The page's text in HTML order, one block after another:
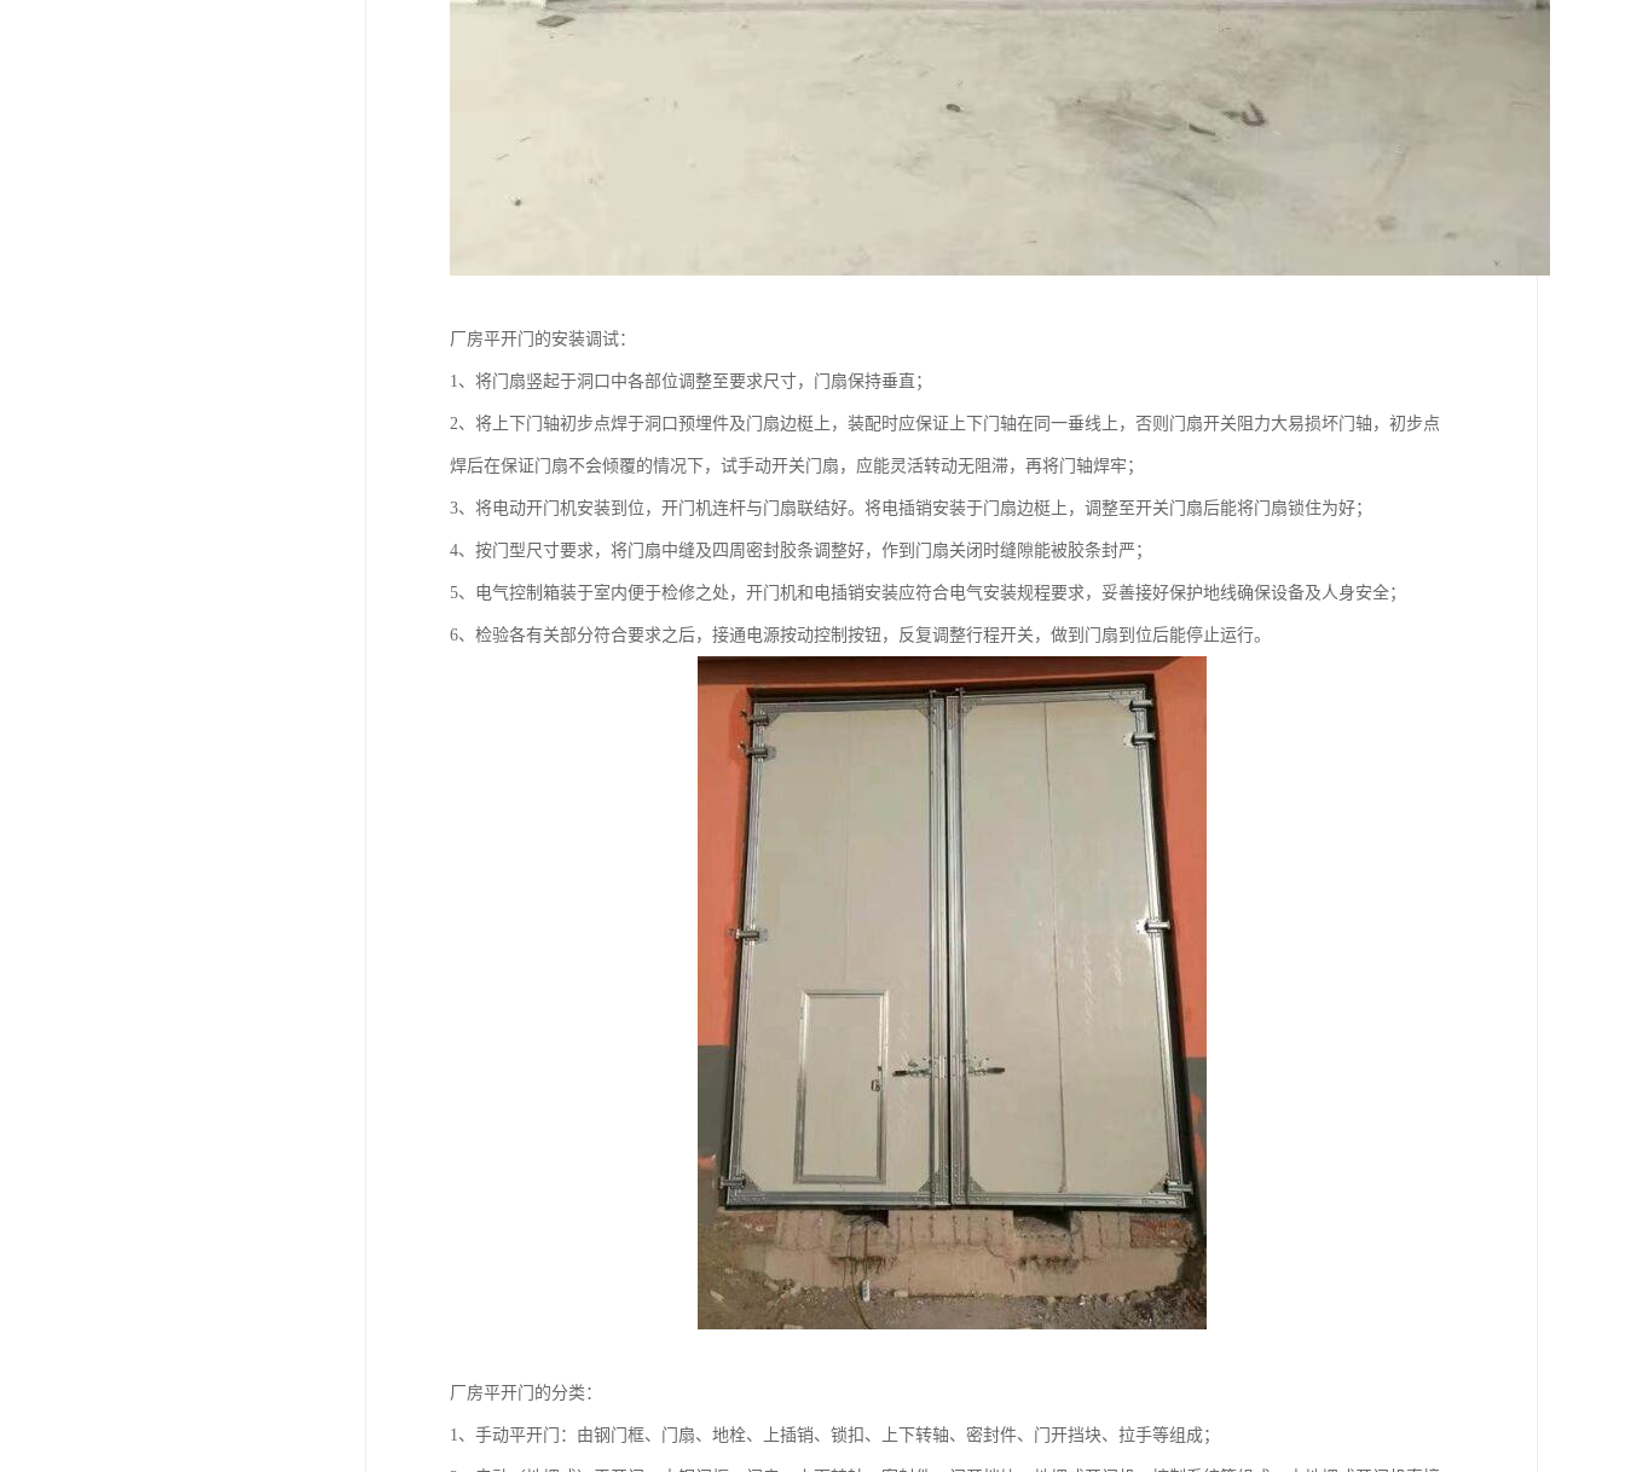
厂房平开门的安装调试：
1、将门扇竖起于洞口中各部位调整至要求尺寸，门扇保持垂直；
2、将上下门轴初步点焊于洞口预埋件及门扇边梃上，装配时应保证上下门轴在同一垂线上，否则门扇开关阻力大易损坏门轴，初步点
焊后在保证门扇不会倾覆的情况下，试手动开关门扇，应能灵活转动无阻滞，再将门轴焊牢；
3、将电动开门机安装到位，开门机连杆与门扇联结好。将电插销安装于门扇边梃上，调整至开关门扇后能将门扇锁住为好；
4、按门型尺寸要求，将门扇中缝及四周密封胶条调整好，作到门扇关闭时缝隙能被胶条封严；
5、电气控制箱装于室内便于检修之处，开门机和电插销安装应符合电气安装规程要求，妥善接好保护地线确保设备及人身安全；
6、检验各有关部分符合要求之后，接通电源按动控制按钮，反复调整行程开关，做到门扇到位后能停止运行。
厂房平开门的分类：
1、手动平开门：由钢门框、门扇、地栓、上插销、锁扣、上下转轴、密封件、门开挡块、拉手等组成；